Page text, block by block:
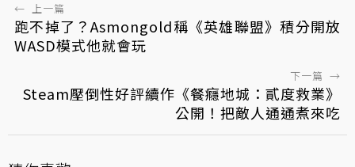
← 上一篇
跑不掉了？Asmongold稱《英雄聯盟》積分開放
WASD模式他就會玩
下一篇 →
Steam壓倒性好評續作《餐癮地城：貳度救業》
公開！把敵人通通煮來吃